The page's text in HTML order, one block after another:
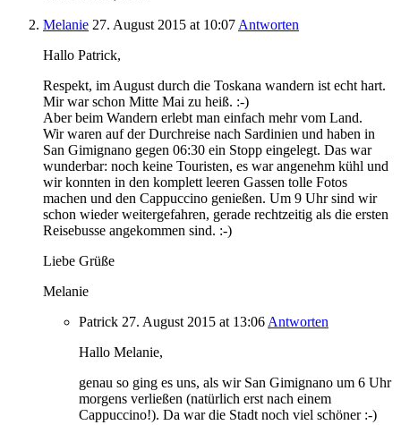
Melanie 27. August 2015 at 10:07 Antworten
Hallo Patrick,
Respekt, im August durch die Toskana wandern ist echt hart.
Mir war schon Mitte Mai zu heiß. :-)
Aber beim Wandern erlebt man einfach mehr vom Land.
Wir waren auf der Durchreise nach Sardinien und haben in
San Gimignano gegen 06:30 ein Stopp eingelegt. Das war
wunderbar: noch keine Touristen, es war angenehm kühl und
wir konnten in den komplett leeren Gassen tolle Fotos
machen und den Cappuccino genießen. Um 9 Uhr sind wir
schon wieder weitergefahren, gerade rechtzeitig als die ersten
Reisebusse angekommen sind. :-)
Liebe Grüße
Melanie
Patrick 27. August 2015 at 13:06 Antworten
Hallo Melanie,
genau so ging es uns, als wir San Gimignano um 6 Uhr
morgens verließen (natürlich erst nach einem
Cappuccino!). Da war die Stadt noch viel schöner :-)